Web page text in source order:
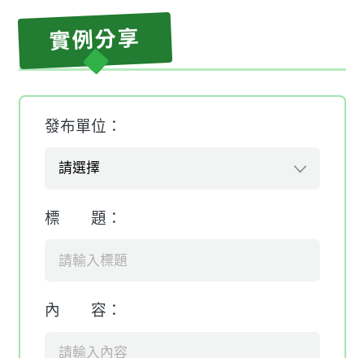
實例分享
發布單位：
標 題：
內 容：